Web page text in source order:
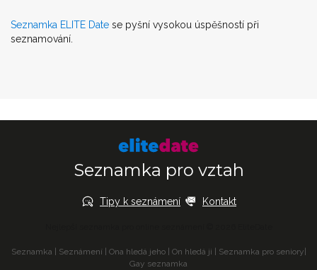
Seznamka ELITE Date se pyšní vysokou úspěšností při
seznamování.
Seznamka pro vztah
Tipy k seznámení Kontakt
Seznamka Seznámení Ona hledá jeho| On hledá ji Seznamka pro seniory
Gay seznamka